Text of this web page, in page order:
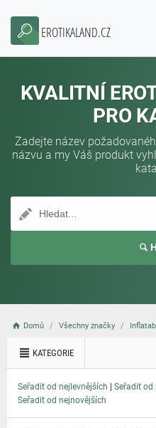
EROTIKALAND.CZ
KVALITNÍ
PRO
Zadejte název
názvu a my Váš produkt
Domů Všechny značky
KATEGORIE
Seřadit od nejlevnějších | Seřadit od
Seřadit od nejnovějších